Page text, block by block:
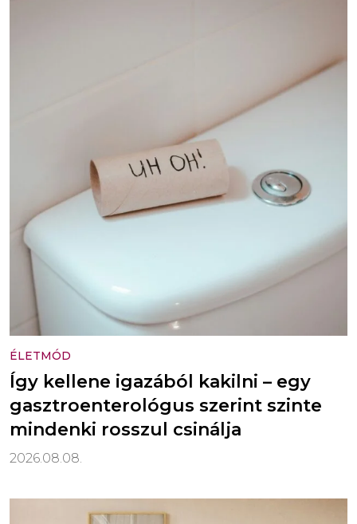
ÉLETMÓD
Így kellene igazából kakilni – egy
gasztroenterológus szerint szinte
mindenki rosszul csinálja
2026.08.08.